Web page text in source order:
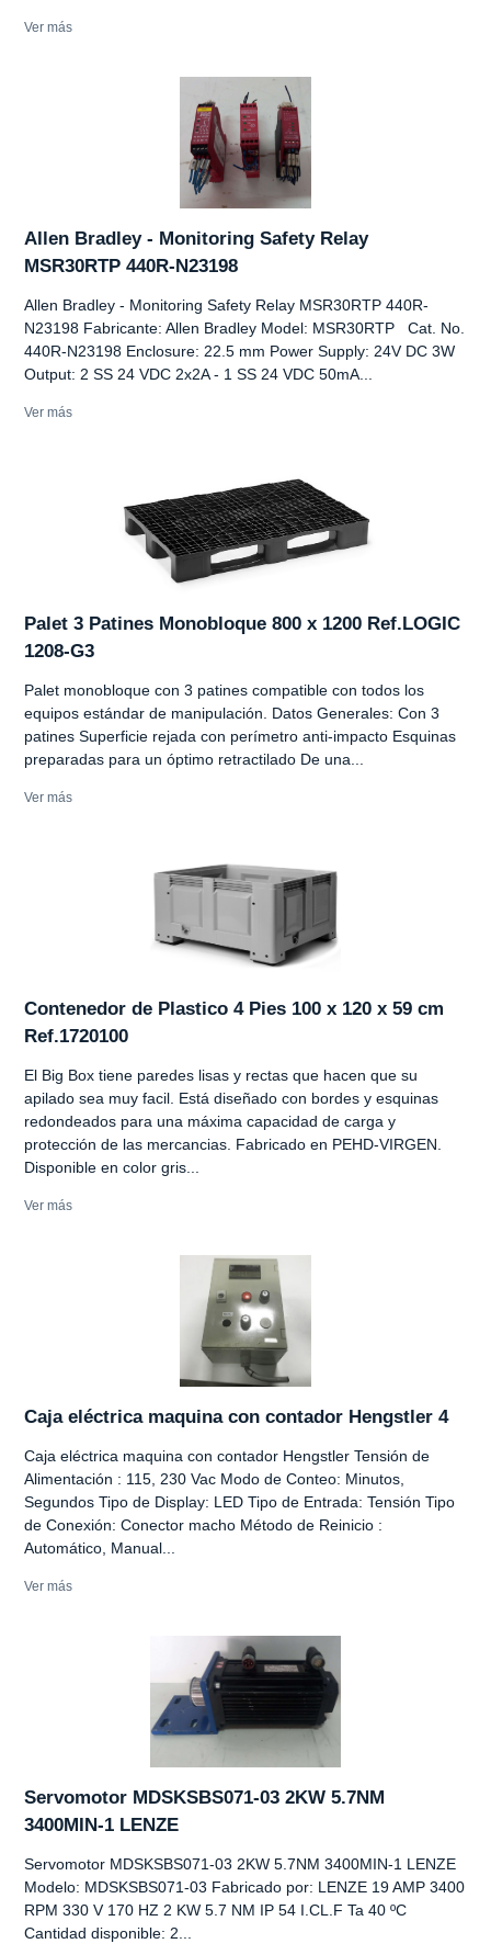
Ver más
Allen Bradley - Monitoring Safety Relay
MSR30RTP 440R-N23198
Allen Bradley - Monitoring Safety Relay MSR30RTP 440R-
N23198 Fabricante: Allen Bradley Model: MSR30RTP Cat. No.
440R-N23198 Enclosure: 22.5 mm Power Supply: 24V DC 3W
Output: 2 SS 24 VDC 2x2A - 1 SS 24 VDC 50mA...
Ver más
Palet 3 Patines Monobloque 800 x 1200 Ref.LOGIC
1208-G3
Palet monobloque con 3 patines compatible con todos los
equipos estándar de manipulación. Datos Generales: Con 3
patines Superficie rejada con perímetro anti-impacto Esquinas
preparadas para un óptimo retractilado De una...
Ver más
Contenedor de Plastico 4 Pies 100 x 120 x 59 cm
Ref.1720100
El Big Box tiene paredes lisas y rectas que hacen que su
apilado sea muy facil. Está diseñado con bordes y esquinas
redondeados para una máxima capacidad de carga y
protección de las mercancias. Fabricado en PEHD-VIRGEN.
Disponible en color gris...
Ver más
Caja eléctrica maquina con contador Hengstler 4
Caja eléctrica maquina con contador Hengstler Tensión de
Alimentación : 115, 230 Vac Modo de Conteo: Minutos,
Segundos Tipo de Display: LED Tipo de Entrada: Tensión Tipo
de Conexión: Conector macho Método de Reinicio :
Automático, Manual...
Ver más
Servomotor MDSKSBS071-03 2KW 5.7NM
3400MIN-1 LENZE
Servomotor MDSKSBS071-03 2KW 5.7NM 3400MIN-1 LENZE
Modelo: MDSKSBS071-03 Fabricado por: LENZE 19 AMP 3400
RPM 330 V 170 HZ 2 KW 5.7 NM IP 54 I.CL.F Ta 40 ºC
Cantidad disponible: 2...